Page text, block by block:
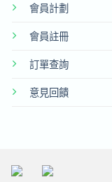
會員計劃
會員註冊
訂單查詢
意見回饋